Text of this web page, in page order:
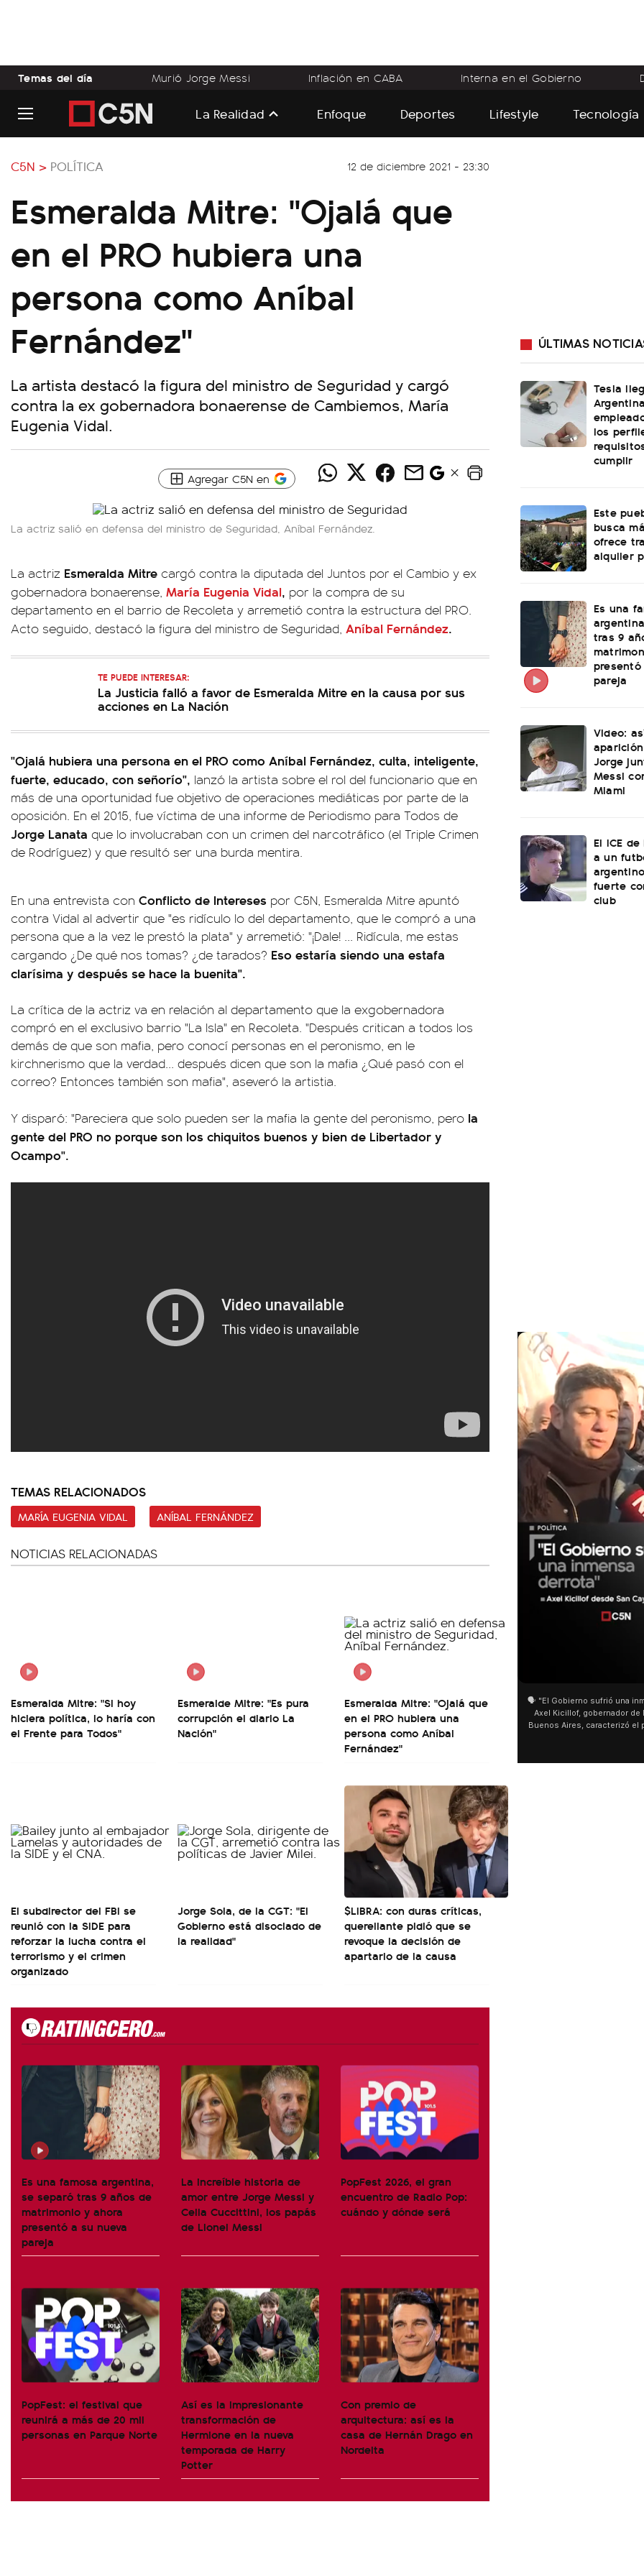
Temas del día Murió Jorge Messi Inflación en CABA Interna en el Gobierno
La Realidad Enfoque Deportes Lifestyle Tecnología
C5N > POLÍTICA 12 de diciembre 2021 - 23:30
Esmeralda Mitre: "Ojalá que
en el PRO hubiera una
persona como Aníbal
Fernández"
La artista destacó la figura del ministro de Seguridad y cargó
contra la ex gobernadora bonaerense de Cambiemos, María
Eugenia Vidal.
Agregar C5N en
La actriz salió en defensa del ministro de Seguridad, Aníbal Fernández.
La actriz Esmeralda Mitre cargó contra la diputada del Juntos por el Cambio y ex
gobernadora bonaerense, María Eugenia Vidal, por la compra de su
departamento en el barrio de Recoleta y arremetió contra la estructura del PRO.
Acto seguido, destacó la figura del ministro de Seguridad, Aníbal Fernández.
TE PUEDE INTERESAR:
La Justicia falló a favor de Esmeralda Mitre en la causa por sus
acciones en La Nación
"Ojalá hubiera una persona en el PRO como Aníbal Fernández, culta, inteligente,
fuerte, educado, con señorío", lanzó la artista sobre el rol del funcionario que en
más de una oportunidad fue objetivo de operaciones mediáticas por parte de la
oposición. En el 2015, fue víctima de una informe de Periodismo para Todos de
Jorge Lanata que lo involucraban con un crimen del narcotráfico (el Triple Crimen
de Rodríguez) y que resultó ser una burda mentira.
En una entrevista con Conflicto de Intereses por C5N, Esmeralda Mitre apuntó
contra Vidal al advertir que "es ridículo lo del departamento, que le compró a una
persona que a la vez le prestó la plata" y arremetió: "¡Dale! ... Ridícula, me estas
cargando ¿De qué nos tomas? ¿de tarados? Eso estaría siendo una estafa
clarísima y después se hace la buenita".
La crítica de la actriz va en relación al departamento que la exgobernadora
compró en el exclusivo barrio "La Isla" en Recoleta. "Después critican a todos los
demás de que son mafia, pero conocí personas en el peronismo, en le
kirchnerismo que la verdad... después dicen que son la mafia ¿Qué pasó con el
correo? Entonces también son mafia", aseveró la artistia.
Y disparó: "Pareciera que solo pueden ser la mafia la gente del peronismo, pero la
gente del PRO no porque son los chiquitos buenos y bien de Libertador y
Ocampo".
TEMAS RELACIONADOS
MARÍA EUGENIA VIDAL ANÍBAL FERNÁNDEZ
NOTICIAS RELACIONADAS
Esmeralda Mitre: "Si hoy
hiciera política, lo haría con
el Frente para Todos"
Esmeralde Mitre: "Es pura
corrupción el diario La
Nación"
Esmeralda Mitre: "Ojalá que
en el PRO hubiera una
persona como Aníbal
Fernández"
El subdirector del FBI se
reunió con la SIDE para
reforzar la lucha contra el
terrorismo y el crimen
organizado
Jorge Sola, de la CGT: "El
Gobierno está disociado de
la realidad"
$LIBRA: con duras críticas,
querellante pidió que se
revoque la decisión de
apartarlo de la causa
Es una famosa argentina,
se separó tras 9 años de
matrimonio y ahora
presentó a su nueva
pareja
La increíble historia de
amor entre Jorge Messi y
Celia Cuccittini, los papás
de Lionel Messi
PopFest 2026, el gran
encuentro de Radio Pop:
cuándo y dónde será
PopFest: el festival que
reunirá a más de 20 mil
personas en Parque Norte
Así es la impresionante
transformación de
Hermione en la nueva
temporada de Harry
Potter
Con premio de
arquitectura: así es la
casa de Hernán Drago en
Nordelta
ÚLTIMAS
Tesla
los
cumplir
Este
busca
ofrece
alquiler
Es una
tras 9
presentó
pareja
Video:
Jorge
Messi
Miami
El ICE
a un
fuerte
club
🗣️ "El Gobierno sufrió una
Axel Kicillof, gobernador de la
Buenos Aires, caracterizó el
como "una lista sábana con
y destacó "la movilización